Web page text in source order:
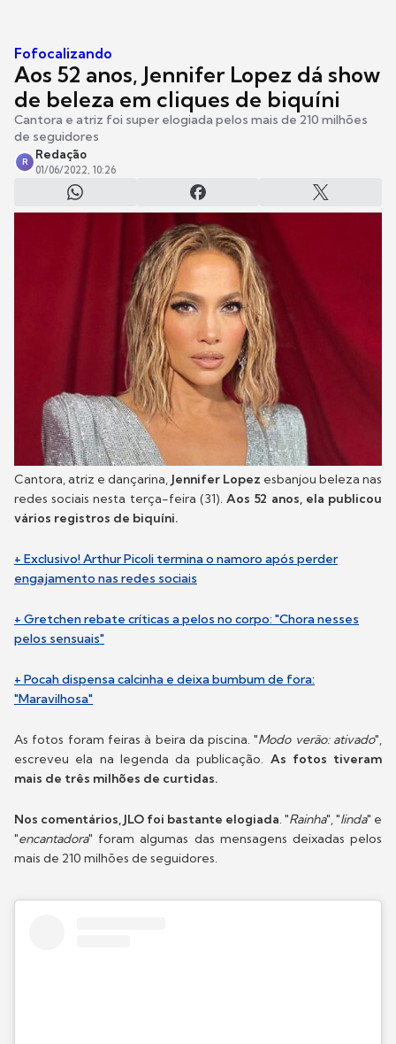
Fofocalizando
Aos 52 anos, Jennifer Lopez dá show
de beleza em cliques de biquíni
Cantora e atriz foi super elogiada pelos mais de 210 milhões
de seguidores
R
Redação
01/06/2022, 10:26
Cantora, atriz e dançarina, Jennifer Lopez esbanjou beleza nas
redes sociais nesta terça-feira (31).Aos 52 anos, ela publicou
vários registros de biquíni.
+ Exclusivo! Arthur Picoli termina o namoro após perder
engajamento nas redes sociais
+ Gretchen rebate críticas a pelos no corpo: "Chora nesses
pelos sensuais"
+ Pocah dispensa calcinha e deixa bumbum de fora:
"Maravilhosa"
As fotos foram feiras à beira da piscina. "Modo verão: ativado",
escreveu ela na legenda da publicação. As fotos tiveram
mais de três milhões de curtidas.
Nos comentários, JLO foi bastante elogiada. "Rainha", "linda" e
"encantadora" foram algumas das mensagens deixadas pelos
mais de 210 milhões de seguidores.